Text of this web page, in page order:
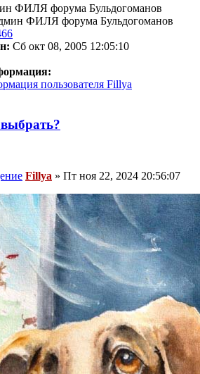
ФИЛЯ форума Бульдогоманов
Сб окт 08, 2005 12:05:10
пользователя Fillya
Fillya » Пт ноя 22, 2024 20:56:07